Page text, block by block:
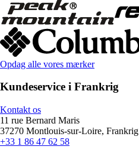
Opdag alle vores mærker
Kundeservice i Frankrig
Kontakt os
11 rue Bernard Maris
37270 Montlouis-sur-Loire, Frankrig
+33 1 86 47 62 58